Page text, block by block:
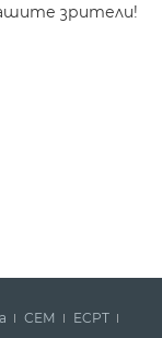
зрители!
СЕМ
ECPT